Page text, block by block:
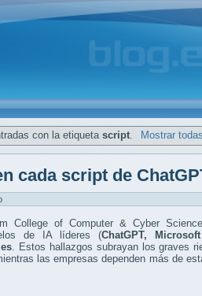
con la etiquetascript Mostrar
cada script de
College of Computer & Cyber
de IA líderes (ChatGPT,
. Estos hallazgos subrayan los graves
las empresas dependen más de